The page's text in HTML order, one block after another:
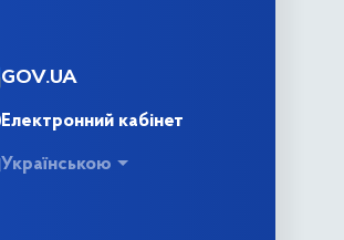
GOV.UA
Електронний кабінет
Українською